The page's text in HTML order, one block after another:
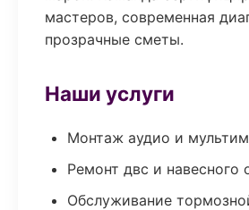
мастеров, современная
прозрачные сметы.
Наши услуги
Монтаж аудио и
Ремонт двс и навесного
Обслуживание